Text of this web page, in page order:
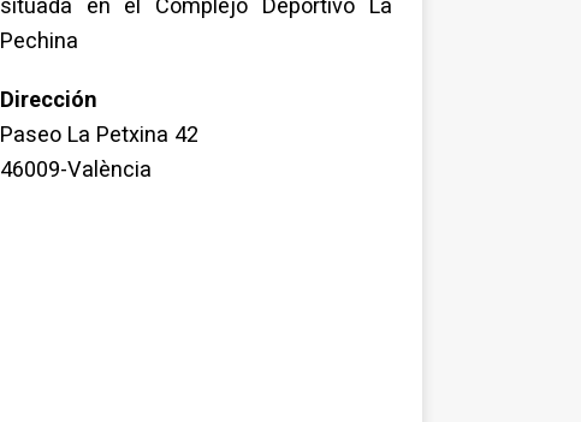
situada en el Complejo Deportivo La
Pechina
Dirección
Paseo La Petxina 42
46009-València